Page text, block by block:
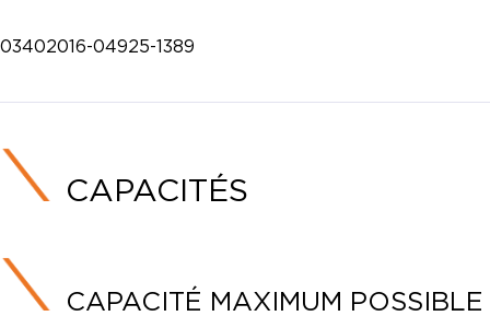
03402016-04925-1389
CAPACITÉS
CAPACITÉ MAXIMUM POSSIBLE